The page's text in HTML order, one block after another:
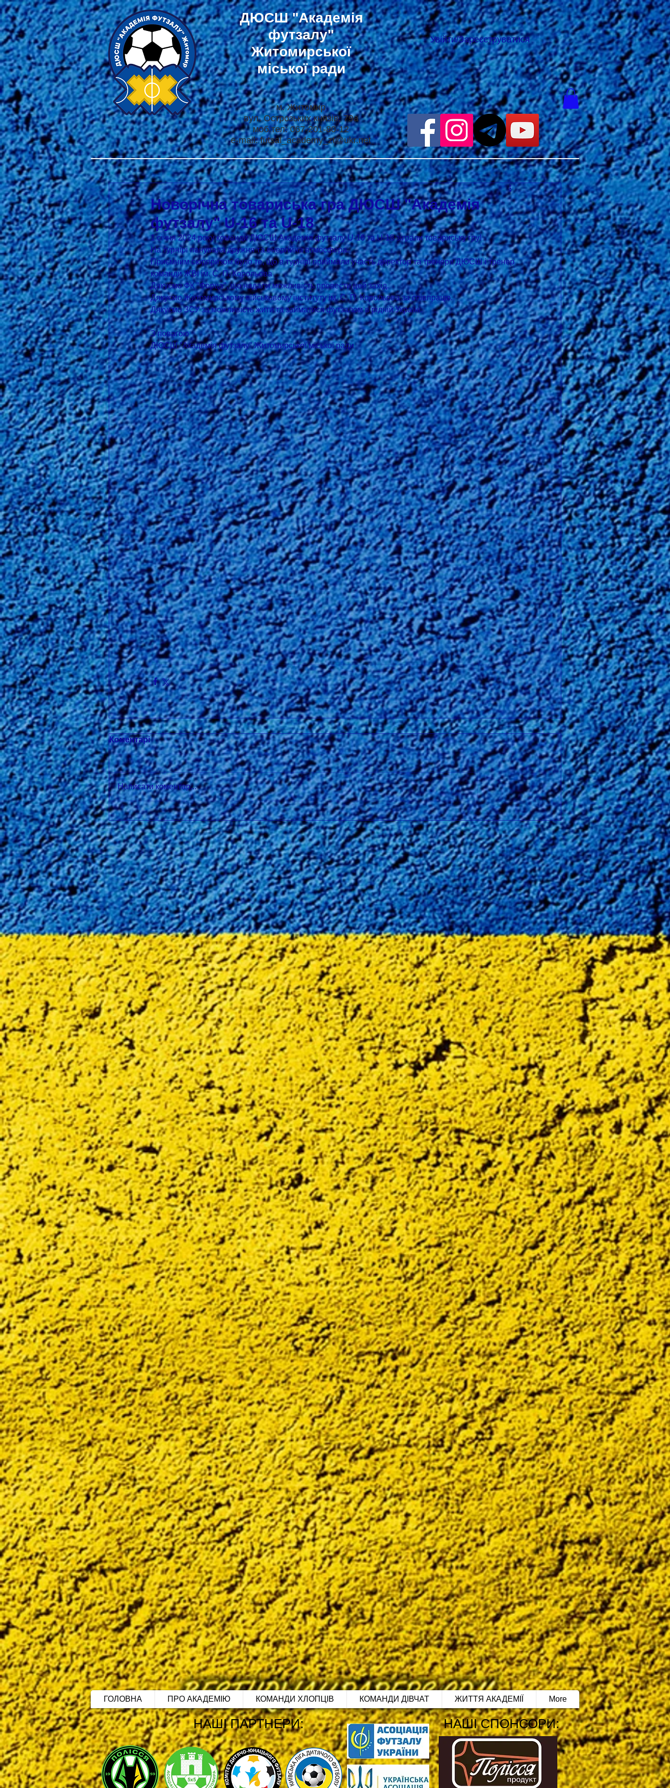
ДЮСШ"Академія
футзалу"
Житомирської
міської ради
м. Житомир
вул. Острозьких князів, 79а
моб.тел: 067-201-80-12
e-mail:futsal_academy_zt@ukr.net
Увійти/Зареєструватися
Новорічна товариська гра ДЮСШ "Академія
футзалу" U-16 та U-18
1 січня 2024 року команди ДЮСШ Академія футзалу U-16 та U-18 зіграли товариську гру!
На турнірі панувала дружня та енергійна атмосфера.
Приємним сюрпризом було те, що в турнірі приймали участь директор та тренери ДЮСШ і тренер
команди ЖВІ ім. С. П. Корольова
Дякуємо ФК "Форца", що надали можливість провести цей захід.
Дякуємо Житомирському військовому інституту ім. С. П. Корольова за співпрацю.
Дякуємо ЗСУ за можливість жити та займатися футзалом в рідній Україні.
З повагою
ДЮСШ "Академія футзалу" Житомирської міської ради
Коментарі
Написати коментар...
ГОЛОВНА ПРО АКАДЕМІЮ КОМАНДИ ХЛОПЦІВ КОМАНДИ ДІВЧАТ ЖИТТЯ АКАДЕМІЇ More
НАШІ ПАРТНЕРИ: НАШІ СПОНСОРИ: